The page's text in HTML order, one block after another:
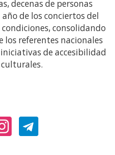
decenas de personas
de los conciertos del
consolidando
los referentes nacionales
de accesibilidad